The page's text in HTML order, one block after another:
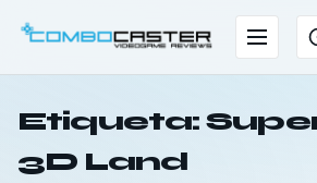
para
Menu
Etiqueta:
3D Land